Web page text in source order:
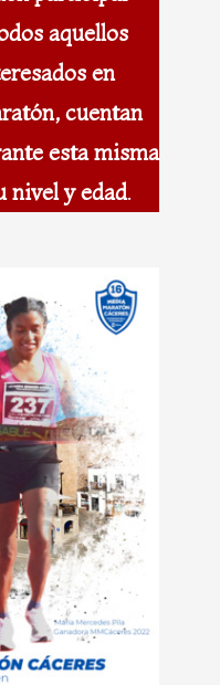
aquellos
en
cuentan
esta misma
nivel y edad.